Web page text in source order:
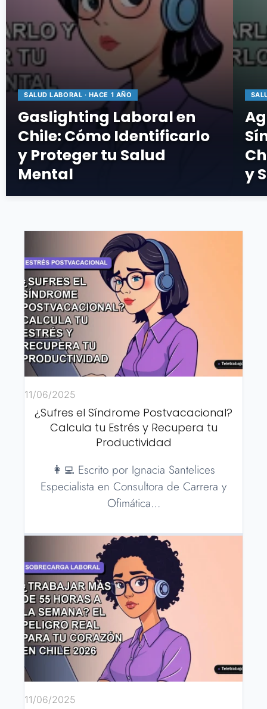
SALUD LABORAL · HACE 1 AÑO
Gaslighting Laboral en
Chile: Cómo Identificarlo
y Proteger tu Salud
Mental
y
11/06/2025
¿Sufres el Síndrome Postvacacional?
Calcula tu Estrés y Recupera tu
Productividad
👩‍💻 Escrito por Ignacia Santelices
Especialista en Consultora de Carrera y
Ofimática…
11/06/2025